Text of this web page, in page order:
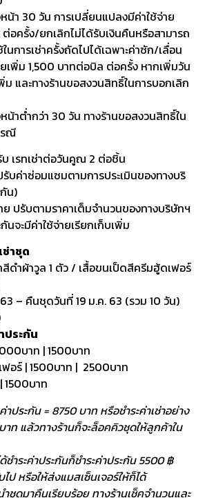
น้า 30 วัน การเปลี่ยนแปลงมีค่าใช้จ่าย
อครั้ง/ยกเลิกไม่ได้รับเงินคืนหรือสามารถ
นการเช่าครั้งถัดไปได้เฉพาะค่าซัก/เลื่อน
เพิ่ม 1,500 บาทต่อบิล ต่อครั้ง หากเพิ่มวัน
ม และทางร้านขอสงวนสิทธิ์ในการบอกเลิก
น้าต่ำกว่า 30 วัน ทางร้านขอสงวนสิทธิ์ใน
รณี
เรทเช่าต่อวันคูณ 2 ต่อชิ้น
บค่าซ่อมแซมตามการประเมินของทางบริ
น)
ปรับตามราคาเต็มจำนวนของทางบริษัทฯ
นจะมีค่าใช้จ่ายเรียกเก็บเพิ่ม
าชุด
สีดำผ้าวูล 1 ตัว / เสื้อขนเป็ดสีครีมฮู้ดเฟอร์
– คืนชุดวันที่ 19 ม.ค. 63 (รวม 10 วัน)
ประกัน
บาท | 1500บาท
อร์ | 1500บาท | 2500บาท
บาท
าประกัน = 8750 บาท หรือชำระค่าเช่าอย่าง
าท แล้วทางร้านก็จะล็อคคิวชุดให้ลูกค้าใน
ชำระค่าประกันก็ชำระค่าประกัน 5500 ฿
ป หรือให้ส่งแมสเซ็นเจอร์ให้ก็ได้
ชุดมาคืนเรียบร้อย ทางร้านเช็คจำนวนและ